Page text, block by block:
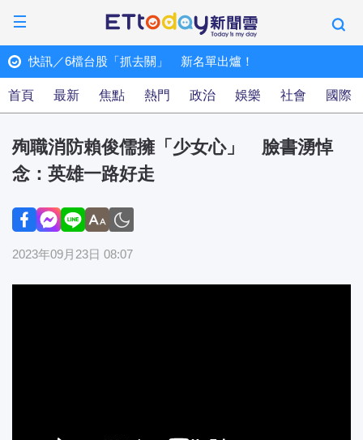
ET快訊
快訊／6檔台股「抓去關」 新名單出爐！
首頁 最新 焦點 熱門 政治 娛樂 社會 國際
殉職消防賴俊儒擁「少女心」 臉書湧悼
念：英雄一路好走
2023年09月23日 08:07